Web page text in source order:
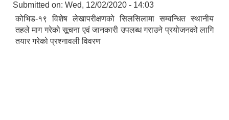
Submitted on: Wed, 12/02/2020 - 14:03
कोभिड-१९ विशेष लेखापरीक्षणको सिलसिलामा सम्वन्धित स्थानीय
तहले माग गरेको सूचना एवं जानकारी उपलब्ध गराउने प्रयोजनको लागि
तयार गरेको प्रश्नावली विवरण